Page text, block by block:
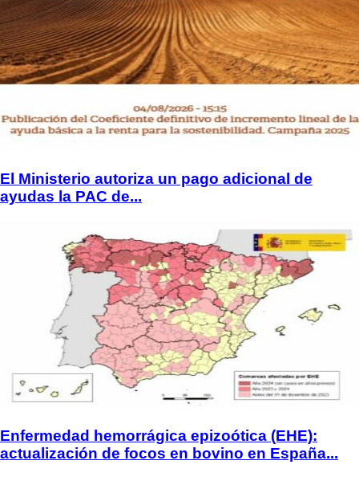
El Ministerio autoriza un pago adicional de
ayudas la PAC de...
Enfermedad hemorrágica epizoótica (EHE):
actualización de focos en bovino en España...